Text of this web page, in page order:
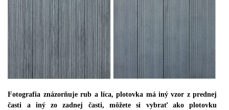
Fotografia znázorňuje rub a líca, plotovka má iný vzor z prednej
časti a iný zo zadnej časti, môžete si vybrať ako plotovku